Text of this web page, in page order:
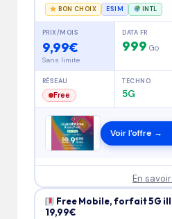
BON CHOIX ESIM INTL
PRIX/MOIS
9,99€
Sans limite
DATA FR
999 Go
RÉSEAU
Free
TECHNO
5G
Voir l'offre →
En
Free Mobile, forfait 5G
19,99€